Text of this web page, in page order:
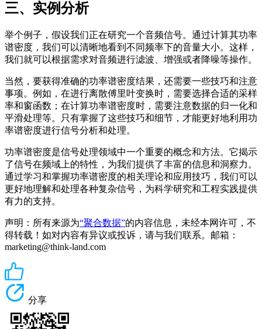
三、实例分析
举个例子，假设我们正在研究一个音频信号。通过计算其功率
谱密度，我们可以清晰地看到不同频率下的音量大小。这样，
我们就可以根据需求对音频进行滤波、增强或者降噪等操作。
当然，要获得准确的功率谱密度结果，还需要一些技巧和注意
事项。例如，在进行离散傅里叶变换时，需要选择合适的采样
率和窗函数；在计算功率谱密度时，需要注意数据的归一化和
平滑处理等。只有掌握了这些技巧和细节，才能更好地利用功
率谱密度进行信号分析和处理。
功率谱密度是信号处理领域中一个重要的概念和方法。它揭示
了信号在频域上的特性，为我们提供了丰富的信息和洞察力。
通过学习和掌握功率谱密度的相关理论和应用技巧，我们可以
更好地理解和处理各种复杂信号，为科学研究和工程实践提供
有力的支持。
声明：所有来源为“聚合数据”的内容信息，未经本网许可，不
得转载！如对内容有异议或投诉，请与我们联系。邮箱：
marketing@think-land.com
分享